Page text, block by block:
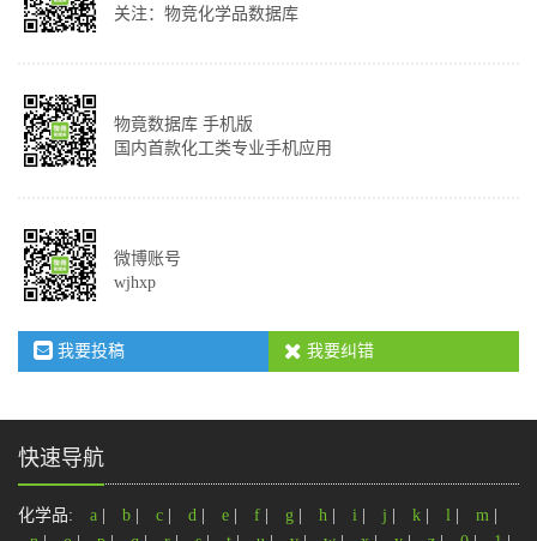
关注：物竞化学品数据库
物竟数据库 手机版
国内首款化工类专业手机应用
微博账号
wjhxp
我要投稿 我要纠错
快速导航
化学品: a b c d e f g h i j k l m